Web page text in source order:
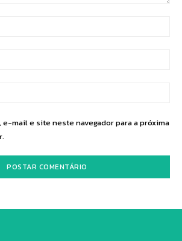
e-mail e site neste navegador para a próxima